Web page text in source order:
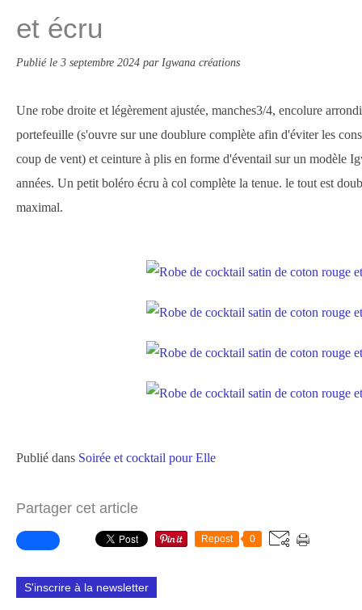
et écru
Publié le 3 septembre 2024 par Igwana créations
Une robe droite et légèrement ajustée, manches3/4, encolure
portefeuille (s'ouvre sur une doublure complète afin d'éviter les
coup de vent) et ceinture à plis en forme d'éventail sur un modèle
années. Un petit boléro écru à col complète la tenue. le tout est
maximal.
Publié dans Soirée et cocktail pour Elle
Partager cet article
Repost 0
S'inscrire à la newsletter